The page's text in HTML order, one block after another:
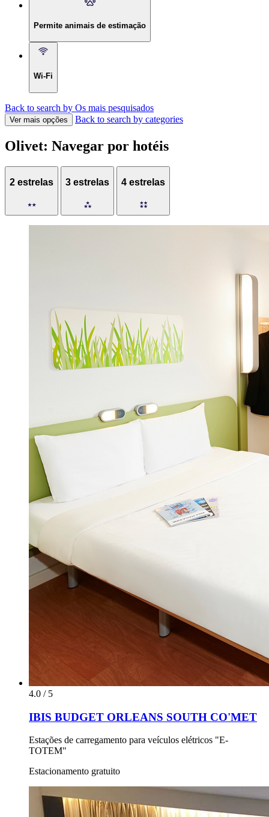
Permite animais de estimação
Wi-Fi
Back to search by Os mais pesquisados
Ver mais opções Back to search by categories
Olivet: Navegar por hotéis
2 estrelas 3 estrelas 4 estrelas
4.0 / 5
IBIS BUDGET ORLEANS SOUTH CO'MET
Estações de carregamento para veículos elétricos "E-
TOTEM"
Estacionamento gratuito